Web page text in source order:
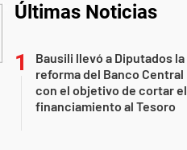
Últimas Noticias
Bausili llevó a Diputados la
reforma del Banco Central
con el objetivo de cortar el
financiamiento al Tesoro